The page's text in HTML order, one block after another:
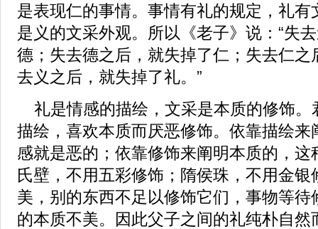
是表现仁的事情。事情有礼的规定，礼有
是义的文采外观。所以《老子》说：“失
德；失去德之后，就失掉了仁；失去仁之
去义之后，就失掉了礼。”
礼是情感的描绘，文采是本质的修饰。
描绘，喜欢本质而厌恶修饰。依靠描绘来
感就是恶的；依靠修饰来阐明本质的，这
氏壁，不用五彩修饰；隋侯珠，不用金
美，别的东西不足以修饰它们，事物等待
的本质不美。因此父子之间的礼纯朴自然